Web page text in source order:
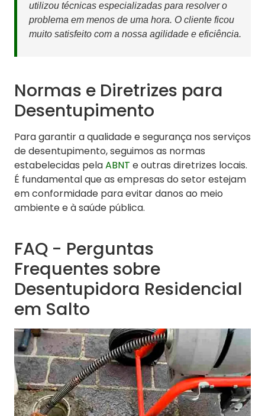
utilizou técnicas especializadas para resolver o
problema em menos de uma hora. O cliente ficou
muito satisfeito com a nossa agilidade e eficiência.
Normas e Diretrizes para
Desentupimento
Para garantir a qualidade e segurança nos serviços
de desentupimento, seguimos as normas
estabelecidas pelaABNT e outras diretrizes locais.
É fundamental que as empresas do setor estejam
em conformidade para evitar danos ao meio
ambiente e à saúde pública.
FAQ - Perguntas
Frequentes sobre
Desentupidora Residencial
em Salto